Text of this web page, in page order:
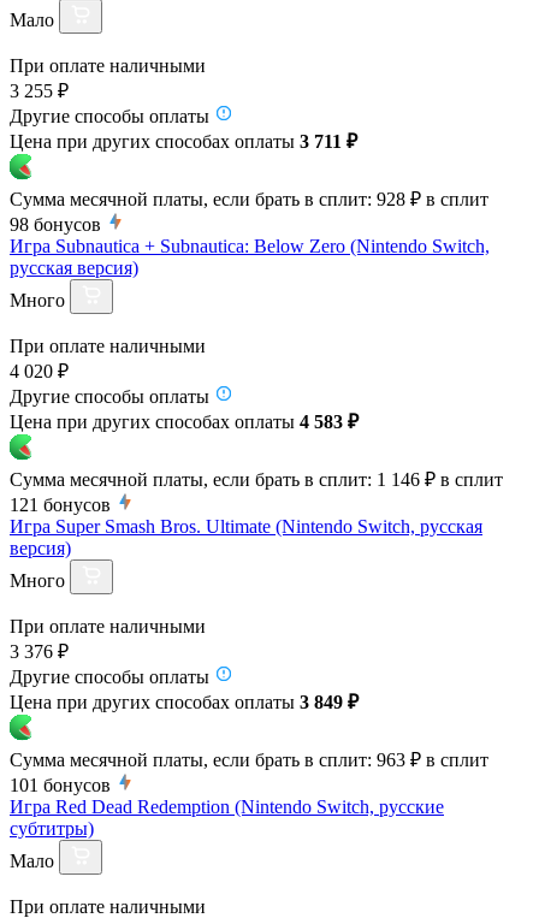
Мало
При оплате наличными
3 255 ₽
Другие способы оплаты
Цена при других способах оплаты 3 711 ₽
Сумма месячной платы, если брать в сплит: 928 ₽ в сплит
98 бонусов
Игра Subnautica + Subnautica: Below Zero (Nintendo Switch,
русская версия)
Много
При оплате наличными
4 020 ₽
Другие способы оплаты
Цена при других способах оплаты 4 583 ₽
Сумма месячной платы, если брать в сплит: 1 146 ₽ в сплит
121 бонусов
Игра Super Smash Bros. Ultimate (Nintendo Switch, русская
версия)
Много
При оплате наличными
3 376 ₽
Другие способы оплаты
Цена при других способах оплаты 3 849 ₽
Сумма месячной платы, если брать в сплит: 963 ₽ в сплит
101 бонусов
Игра Red Dead Redemption (Nintendo Switch, русские
субтитры)
Мало
При оплате наличными